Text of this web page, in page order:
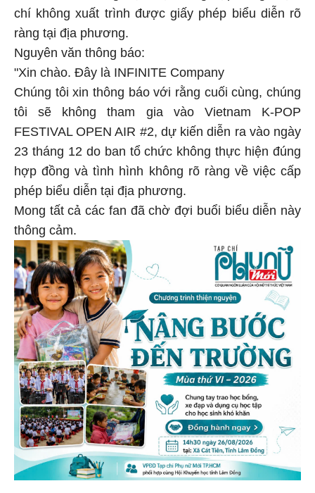
chí không xuất trình được giấy phép biểu diễn rõ
ràng tại địa phương.
Nguyên văn thông báo:
"Xin chào. Đây là INFINITE Company
Chúng tôi xin thông báo với rằng cuối cùng, chúng
tôi sẽ không tham gia vào Vietnam K-POP
FESTIVAL OPEN AIR #2, dự kiến diễn ra vào ngày
23 tháng 12 do ban tổ chức không thực hiện đúng
hợp đồng và tình hình không rõ ràng về việc cấp
phép biểu diễn tại địa phương.
Mong tất cả các fan đã chờ đợi buổi biểu diễn này
thông cảm.